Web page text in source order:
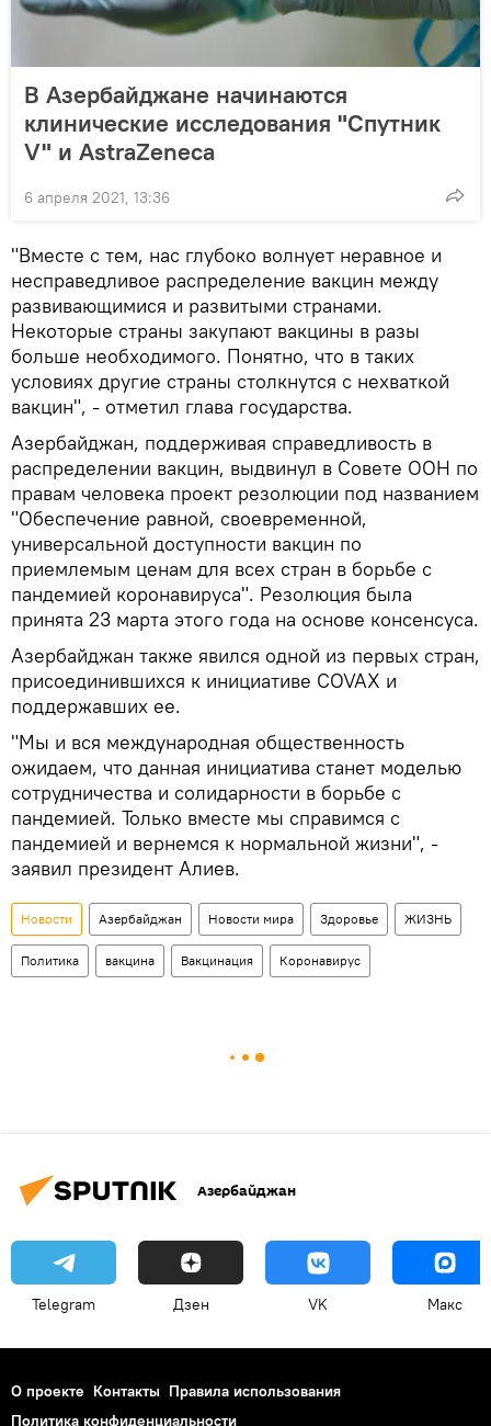
В Азербайджане начинаются
клинические исследования "Спутник
V" и AstraZeneca
6 апреля 2021, 13:36
"Вместе с тем, нас глубоко волнует неравное и
несправедливое распределение вакцин между
развивающимися и развитыми странами.
Некоторые страны закупают вакцины в разы
больше необходимого. Понятно, что в таких
условиях другие страны столкнутся с нехваткой
вакцин", - отметил глава государства.
Азербайджан, поддерживая справедливость в
распределении вакцин, выдвинул в Совете ООН по
правам человека проект резолюции под названием
"Обеспечение равной, своевременной,
универсальной доступности вакцин по
приемлемым ценам для всех стран в борьбе с
пандемией коронавируса". Резолюция была
принята 23 марта этого года на основе консенсуса.
Азербайджан также явился одной из первых стран,
присоединившихся к инициативе COVAX и
поддержавших ее.
"Мы и вся международная общественность
ожидаем, что данная инициатива станет моделью
сотрудничества и солидарности в борьбе с
пандемией. Только вместе мы справимся с
пандемией и вернемся к нормальной жизни", -
заявил президент Алиев.
Новости Азербайджан Новости мира Здоровье ЖИЗНЬ
Политика вакцина Вакцинация Коронавирус
Азербайджан
Telegram Дзен VK Макс
О проекте Контакты Правила использования
Политика конфиденциальности